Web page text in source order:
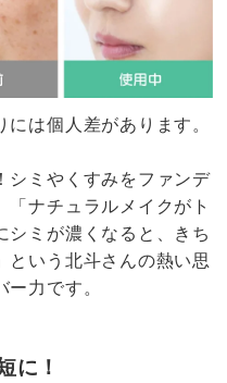
は個人差があります。
シミやくすみをファンデ
「ナチュラルメイクがト
シミが濃くなると、きち
という北斗さんの熱い思
力です。
に！